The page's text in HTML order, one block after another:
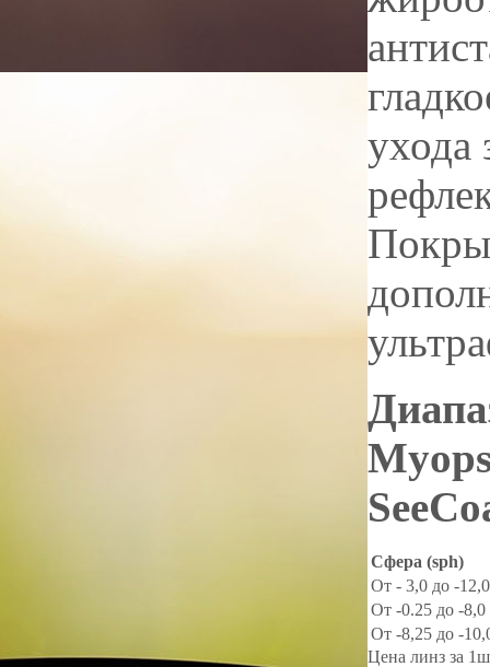
ухода
Сфера (sph)
От - 3,0 до -
От -0.25 до -8,0
От -8,25 до -
Цена линз за